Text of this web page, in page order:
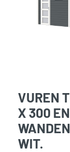
VUREN
X 300
WIT.